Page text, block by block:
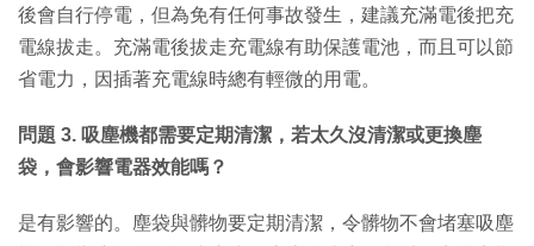
後會自行停電，但為免有任何事故發生，建議充滿電後把充
電線拔走。充滿電後拔走充電線有助保護電池，而且可以節
省電力，因插著充電線時總有輕微的用電。
問題 3. 吸塵機都需要定期清潔，若太久沒清潔或更換塵
袋，會影響電器效能嗎？
是有影響的。塵袋與髒物要定期清潔，令髒物不會堵塞吸塵